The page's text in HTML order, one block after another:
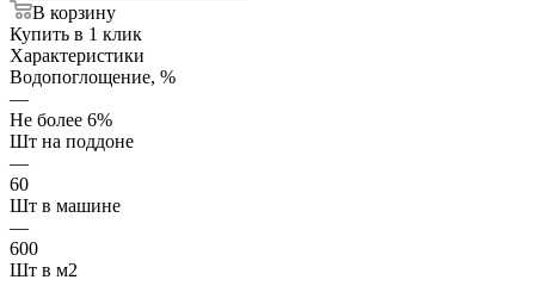
В корзину
Купить в 1 клик
Характеристики
Водопоглощение, %
—
Не более 6%
Шт на поддоне
—
60
Шт в машине
—
600
Шт в м2